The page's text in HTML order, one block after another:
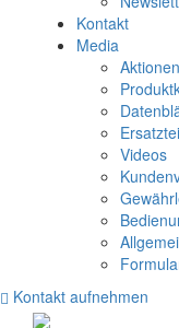
Kontakt
Media
Videos
Kontakt aufnehmen